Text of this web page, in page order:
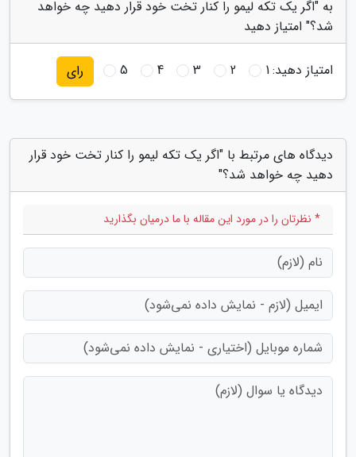
به "اگر یک تکه لیمو را کنار تخت خود قرار دهید چه خواهد
شد؟" امتیاز دهید
امتیاز دهید:1
2
3
4
5 رای
دیدگاه های مرتبط با "اگر یک تکه لیمو را کنار تخت خود قرار
دهید چه خواهد شد؟"
* نظرتان را در مورد این مقاله با ما درمیان بگذارید